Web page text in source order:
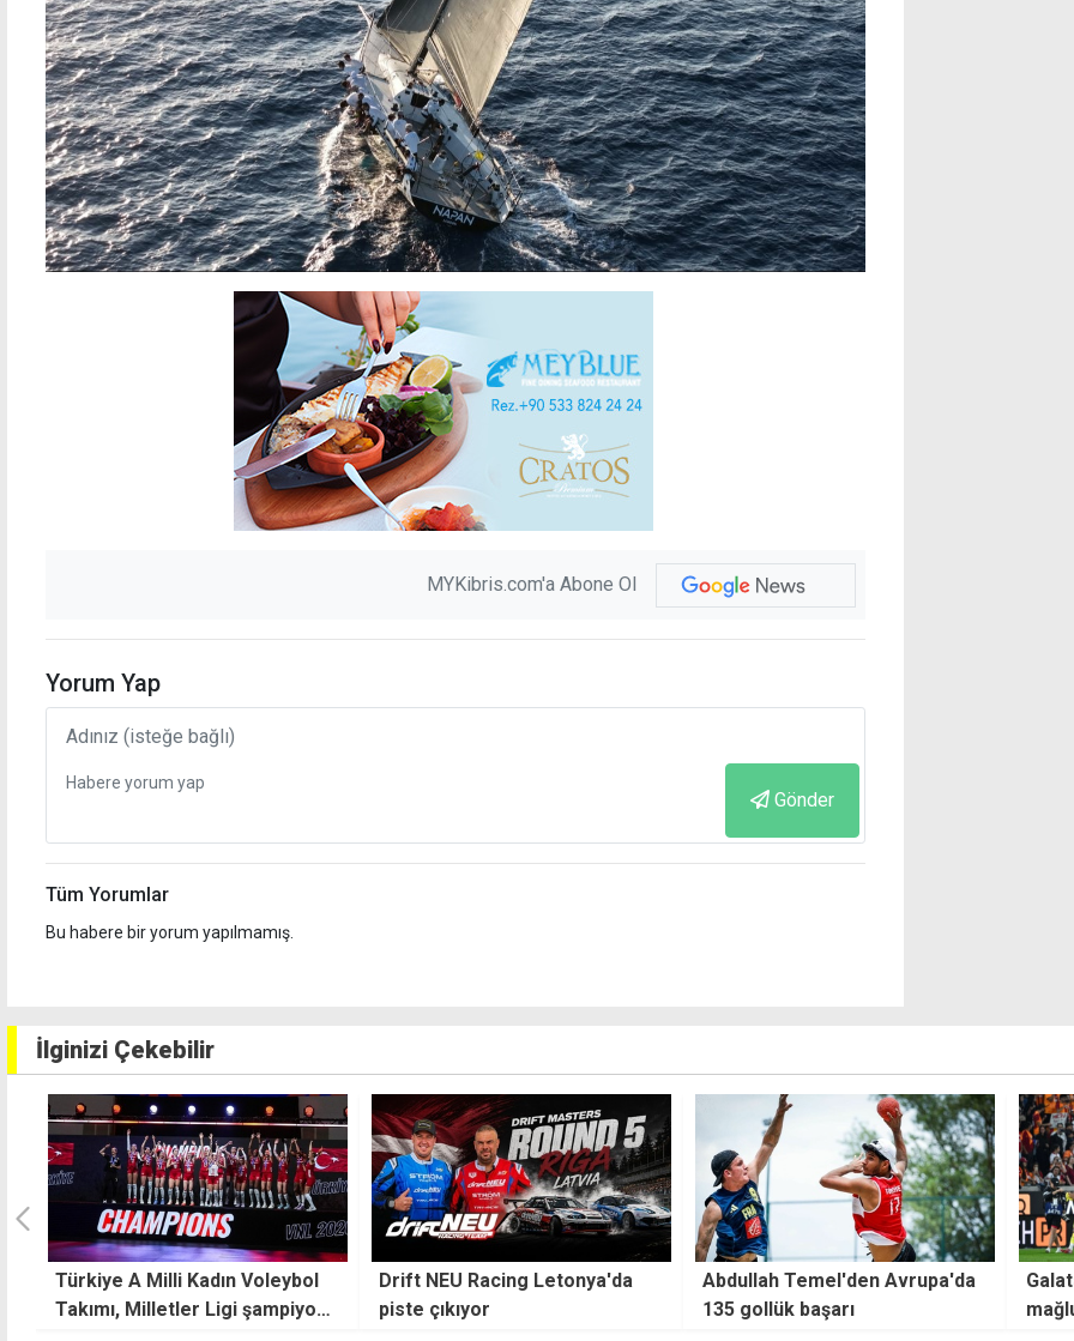
MYKibris.com'a Abone Ol
Yorum Yap
Gönder
Tüm Yorumlar
Bu habere bir yorum yapılmamış.
İlginizi Çekebilir
Drift NEU Racing Letonya'da
piste çıkıyor
Abdullah Temel'den Avrupa'da
135 gollük başarı
Galatasaray, Monza'ya 2-0
mağlup oldu
anda